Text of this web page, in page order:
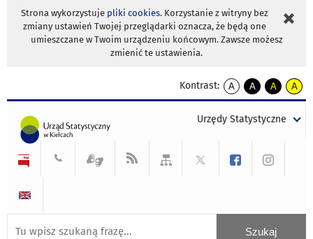
Strona wykorzystuje pliki cookies. Korzystanie z witryny bez
zmiany ustawień Twojej przeglądarki oznacza, że będą one
umieszczane w Twoim urządzeniu końcowym. Zawsze możesz
zmienić te ustawienia.
Kontrast:
A
kontrast
A
kontrast
tekst
czarnym
A
kontrast
tekst
czarnym
A
tekst
żółtym
Urzędy Statystyczne